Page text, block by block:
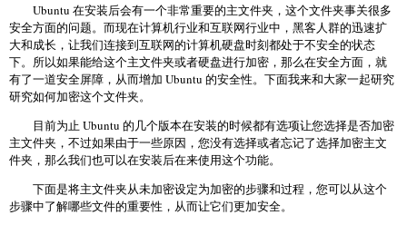
Ubuntu 在安装后会有一个非常重要的主文件夹，这个文件夹事关很多
安全方面的问题。而现在计算机行业和互联网行业中，黑客人群的迅速扩
大和成长，让我们连接到互联网的计算机硬盘时刻都处于不安全的状态
下。所以如果能给这个主文件夹或者硬盘进行加密，那么在安全方面，就
有了一道安全屏障，从而增加 Ubuntu 的安全性。下面我来和大家一起研究
研究如何加密这个文件夹。
目前为止 Ubuntu 的几个版本在安装的时候都有选项让您选择是否加密
主文件夹，不过如果由于一些原因，您没有选择或者忘记了选择加密主文
件夹，那么我们也可以在安装后在来使用这个功能。
下面是将主文件夹从未加密设定为加密的步骤和过程，您可以从这个
步骤中了解哪些文件的重要性，从而让它们更加安全。